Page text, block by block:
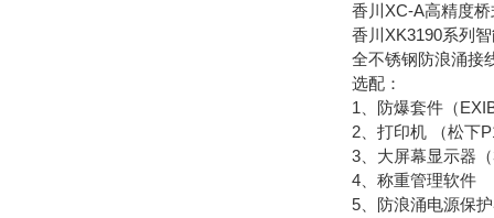
香川XC-A高精度
香川XK3190系列
全不锈钢防浪涌接
选配：
1、防爆套件（
2、打印机 （松下
3、大屏幕显示器
4、称重管理软件
5、防浪涌电源保